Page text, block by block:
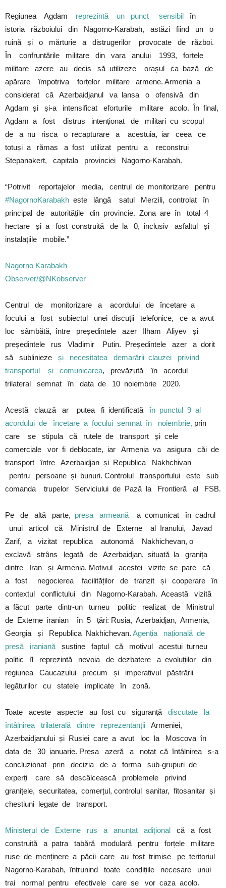
Regiunea Agdam reprezintă un punct sensibil în
istoria războiului din Nagorno-Karabah, astăzi fiind un o
ruină și o mărturie a distrugerilor provocate de război.
În confruntările militare din vara anului 1993, forțele
militare azere au decis să utilizeze orașul ca bază de
apărare împotriva forțelor militare armene. Armenia a
considerat că Azerbaidjanul va lansa o ofensivă din
Agdam și și-a intensificat eforturile militare acolo. În final,
Agdam a fost distrus intenționat de militari cu scopul
de a nu risca o recapturare a acestuia, iar ceea ce
totuși a rămas a fost utilizat pentru a reconstrui
Stepanakert, capitala provinciei Nagorno-Karabah.
“Potrivit reportajelor media, centrul de monitorizare pentru
#NagornoKarabakh este lângă satul Merzili, controlat în
principal de autoritățile din provincie. Zona are în total 4
hectare și a fost construită de la 0, inclusiv asfaltul și
instalațiile mobile.”
Nagorno Karabakh
Observer/@NKobserver
Centrul de monitorizare a acordului de încetare a
focului a fost subiectul unei discuții telefonice, ce a avut
loc sâmbătă, între președintele azer Ilham Aliyev și
președintele rus Vladimir Putin. Președintele azer a dorit
să sublinieze
și necesitatea demarării clauzei privind
transportul și comunicarea, prevăzută în acordul
trilateral semnat în data de 10 noiembrie 2020.
Acestă clauză ar putea fi identificată în punctul 9 al
acordului de încetare a focului semnat în noiembrie, prin
care se stipula că rutele de transport și cele
comerciale vor fi deblocate, iar Armenia va asigura căi de
transport între Azerbaidjan și Republica Nakhchivan
pentru persoane și bunuri. Controlul transportului este sub
comanda trupelor Serviciului de Pază la Frontieră al FSB.
Pe de altă parte, presa armeană a comunicat în cadrul
unui articol că Ministrul de Externe al Iranului, Javad
Zarif, a vizitat republica autonomă Nakhichevan, o
exclavă strâns legată de Azerbaidjan, situată la granița
dintre Iran și Armenia. Motivul acestei vizite se pare că
a fost negocierea facilităților de tranzit și cooperare în
contextul conflictului din Nagorno-Karabah. Această vizită
a făcut parte dintr-un turneu politic realizat de Ministrul
de Externe iranian în 5 țări: Rusia, Azerbaidjan, Armenia,
Georgia și Republica Nakhichevan. Agenția națională de
presă iraniană
susține faptul că motivul acestui turneu
politic îl reprezintă nevoia de dezbatere a evoluțiilor din
regiunea Caucazului precum și imperativul păstrării
legăturilor cu statele implicate în zonă.
Toate aceste aspecte au fost cu siguranță discutate la
întâlnirea trilaterală dintre reprezentanții Armeniei,
Azerbaidjanului și Rusiei care a avut loc la Moscova în
data de 30 ianuarie. Presa azeră a notat că întâlnirea s-a
concluzionat prin decizia de a forma sub-grupuri de
experți care să descâlcească problemele privind
granițele, securitatea, comerțul, controlul sanitar, fitosanitar și
chestiuni legate de transport.
Ministerul de Externe rus a anunțat adițional că a fost
construită a patra tabără modulară pentru forțele militare
ruse de menținere a păcii care au fost trimise pe teritoriul
Nagorno-Karabah, întrunind toate condițiile necesare unui
trai normal pentru efectivele care se vor caza acolo.